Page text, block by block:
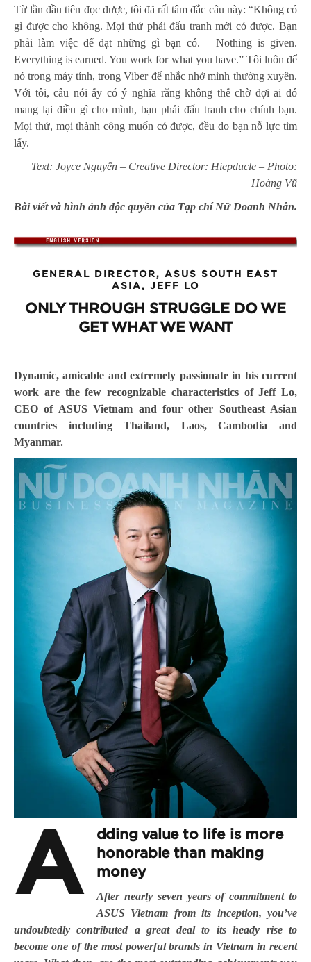
Từ lần đầu tiên đọc được, tôi đã rất tâm đắc câu này: “Không có
gì được cho không. Mọi thứ phải đấu tranh mới có được. Bạn
phải làm việc để đạt những gì bạn có. – Nothing is given.
Everything is earned. You work for what you have.” Tôi luôn để
nó trong máy tính, trong Viber để nhắc nhở mình thường xuyên.
Với tôi, câu nói ấy có ý nghĩa rằng không thể chờ đợi ai đó
mang lại điều gì cho mình, bạn phải đấu tranh cho chính bạn.
Mọi thứ, mọi thành công muốn có được, đều do bạn nỗ lực tìm
lấy.
Text: Joyce Nguyễn – Creative Director: Hiepducle – Photo:
Hoàng Vũ
Bài viết và hình ảnh độc quyền của Tạp chí Nữ Doanh Nhân.
GENERAL DIRECTOR, ASUS SOUTH EAST
ASIA, JEFF LO
ONLY THROUGH STRUGGLE DO WE
GET WHAT WE WANT
Dynamic, amicable and extremely passionate in his current
work are the few recognizable characteristics of Jeff Lo,
CEO of ASUS Vietnam and four other Southeast Asian
countries including Thailand, Laos, Cambodia and
Myanmar.
A
dding value to life is more
honorable than making
money
After nearly seven years of commitment to
ASUS Vietnam from its inception, you’ve
undoubtedly contributed a great deal to its heady rise to
become one of the most powerful brands in Vietnam in recent